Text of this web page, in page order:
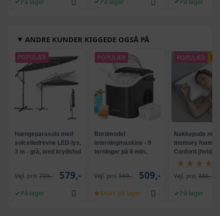
ANDRE KUNDER KIGGEDE OGSÅ PÅ
POPULÆR
Hængeparasols med
solcelledrevne LED-lys,
3 m - grå, med krydsfod
Vejl. pris 709,- 579,-
På lager
POPULÆR
Bordmodel
isterningmaskine - 9
terninger på 6 min.,
Vejl. pris 569,- 509,-
Snart på lager
POPULÆR
Nakkepude med
memory foam -
Conforti (hvid/
Vejl. pris 386,-
På lager